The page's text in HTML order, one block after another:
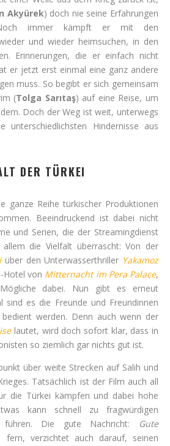
Akyürek) doch nie seine Erfahrungen
immer kämpft er mit den
und wieder heimsuchen, in den
Erinnerungen, die er einfach nicht
er jetzt erst einmal eine ganz andere
muss. So begibt er sich gemeinsam
(Tolga Sarıtaş) auf eine Reise, um
Doch der Weg ist weit, unterwegs
unterschiedlichsten Hindernisse aus
DER TÜRKEI
ganze Reihe türkischer Produktionen
Beeindruckend ist dabei nicht
und Serien, die der Streamingdienst
die Vielfalt überrascht: Von der
über den Unterwasserthriller Yakamoz
Hotel von Mitternacht im Pera Palace,
dabei. Nun gibt es erneut
sind es die Freunde und Freundinnen
werden. Denn auch wenn der
lautet, wird doch sofort klar, dass in
so ziemlich gar nichts gut ist.
über weite Strecken auf Salih und
Tatsächlich ist der Film auch all
die Türkei kämpfen und dabei hohe
kann schnell zu fragwürdigen
führen. Die gute Nachricht:
Gute
verzichtet auch darauf, seinen